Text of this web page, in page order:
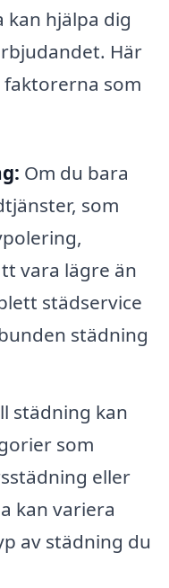
kan hjälpa dig
Här
som
Om du bara
som
vara lägre än
städservice
städning
städning kan
som
eller
kan variera
av städning du